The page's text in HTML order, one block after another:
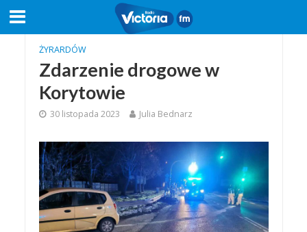
ŻYRARDÓW
Zdarzenie drogowe w
Korytowie
30 listopada 2023 Julia Bednarz